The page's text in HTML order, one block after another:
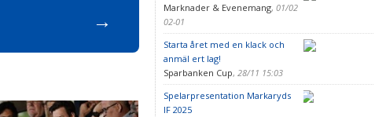
→
Marknader & Evenemang, 01/02
02-01
Starta året med en klack och
anmäl ert lag!
Sparbanken Cup, 28/11 15:03
Spelarpresentation Markaryds
IF 2025